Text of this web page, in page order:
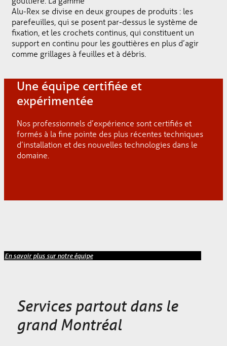
Alu-Rex se divise en deux groupes de produits : les
parefeuilles, qui se posent par-dessus le système de
fixation, et les crochets continus, qui constituent un
support en continu pour les gouttières en plus d’agir
comme grillages à feuilles et à débris.
Une équipe certifiée et
expérimentée
Nos professionnels d’expérience sont certifiés et
formés à la fine pointe des plus récentes techniques
d’installation et des nouvelles technologies dans le
domaine.
En savoir plus sur notre équipe
Services partout dans le
grand Montréal